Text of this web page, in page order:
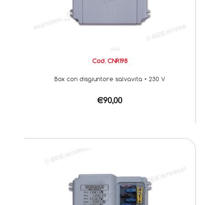
Cod. CNR198
Box con disgiuntore salvavita • 230 V
€90,00